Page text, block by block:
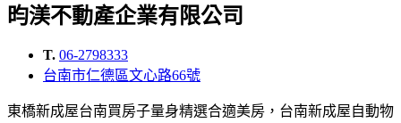
昀渼不動產企業有限公司
T. 06-2798333
台南市仁德區文心路66號
東橋新成屋台南買房子量身精選合適美房，台南新成屋自動物